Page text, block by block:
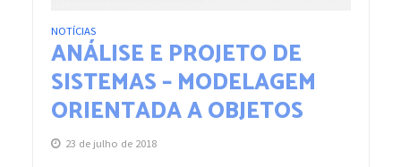
NOTÍCIAS
ANÁLISE E PROJETO DE
SISTEMAS – MODELAGEM
ORIENTADA A OBJETOS
23 de julho de 2018